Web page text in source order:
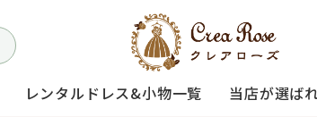
レンタルドレス&小物一覧 当店が選ば